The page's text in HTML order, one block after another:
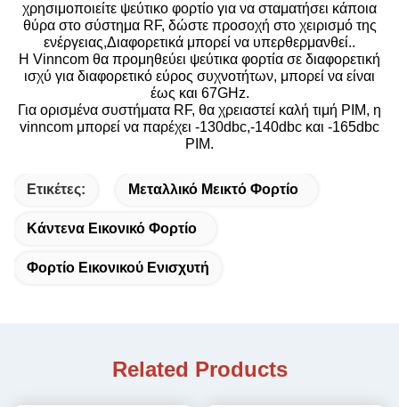
χρησιμοποιείτε ψεύτικο φορτίο για να σταματήσει κάποια
θύρα στο σύστημα RF, δώστε προσοχή στο χειρισμό της
ενέργειας,Διαφορετικά μπορεί να υπερθερμανθεί..
Η Vinncom θα προμηθεύει ψεύτικα φορτία σε διαφορετική
ισχύ για διαφορετικό εύρος συχνοτήτων, μπορεί να είναι
έως και 67GHz.
Για ορισμένα συστήματα RF, θα χρειαστεί καλή τιμή PIM, η
vinncom μπορεί να παρέχει -130dbc,-140dbc και -165dbc
PIM.
Ετικέτες: Μεταλλικό Μεικτό Φορτίο
Κάντενα Εικονικό Φορτίο
Φορτίο Εικονικού Ενισχυτή
Related Products